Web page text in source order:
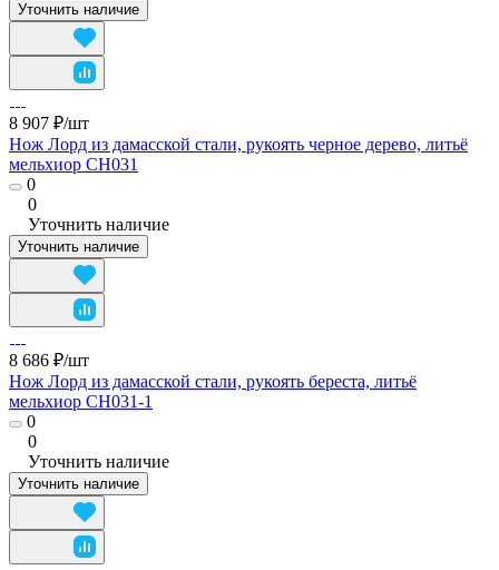
Уточнить наличие
8 907 ₽/шт
Нож Лорд из дамасской стали, рукоять черное дерево, литьё
мельхиор CH031
0
0
Уточнить наличие
Уточнить наличие
8 686 ₽/шт
Нож Лорд из дамасской стали, рукоять береста, литьё
мельхиор CH031-1
0
0
Уточнить наличие
Уточнить наличие